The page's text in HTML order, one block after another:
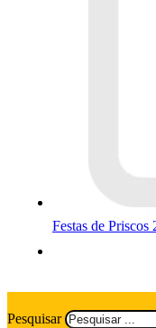
Festas de Priscos
Pesquisar